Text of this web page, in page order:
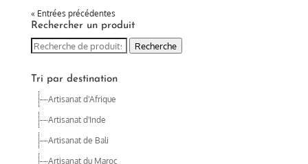
« Entrées précédentes
Rechercher un produit
Recherche
Recherche
Tri par destination
Artisanat d'Afrique
Artisanat d'Inde
Artisanat de Bali
Artisanat du Maroc